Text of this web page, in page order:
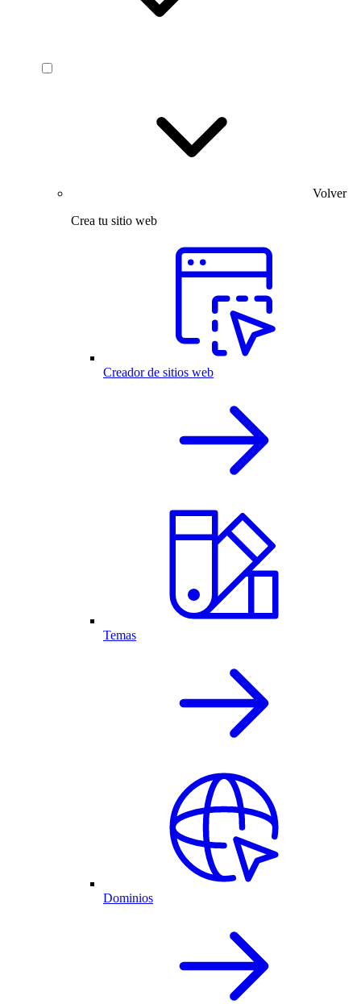
Volver
Crea tu sitio web
Creador de sitios web
Temas
Dominios